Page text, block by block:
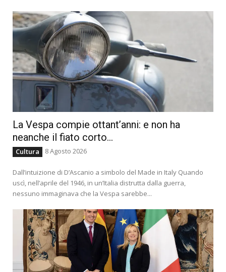
La Vespa compie ottant’anni: e non ha
neanche il fiato corto…
Cultura 8 Agosto 2026
Dall’intuizione di D’Ascanio a simbolo del Made in Italy Quando
uscì, nell’aprile del 1946, in un’Italia distrutta dalla guerra,
nessuno immaginava che la Vespa sarebbe...